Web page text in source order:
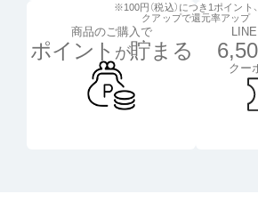
商品のご購入で
ポイント が貯まる
※100円（税込）につき1ポイント、
クアップで還元率アップ
クー